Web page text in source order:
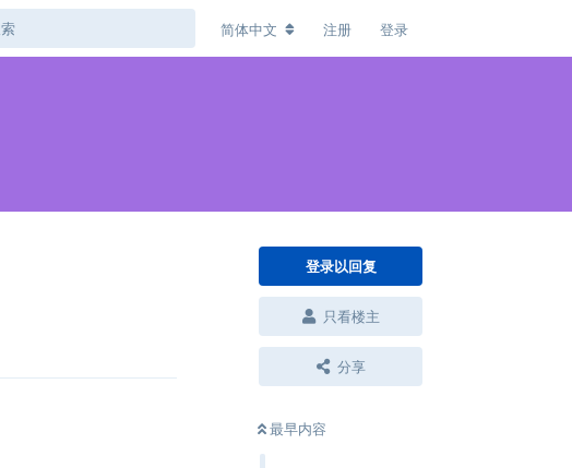
简体中文 注册 登录
登录以回复
只看楼主
分享
最早内容